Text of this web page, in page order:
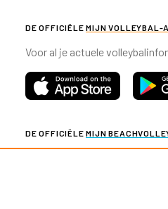
DE OFFICIËLEMIJN VOLLEYBAL-
Voor al je actuele
DE OFFICIËLEMIJN